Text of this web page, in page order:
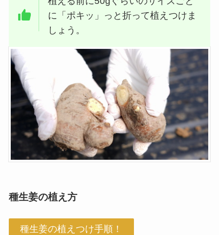
に「ポキッ」っと折って植えつけま
しょう。
種生姜の植え方
種生姜の植えつけ手順！